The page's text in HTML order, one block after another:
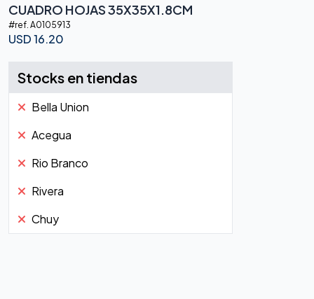
CUADRO HOJAS 35X35X1.8CM
#ref. A0105913
USD16.20
Stocks en tiendas
Bella Union
Acegua
Rio Branco
Rivera
Chuy